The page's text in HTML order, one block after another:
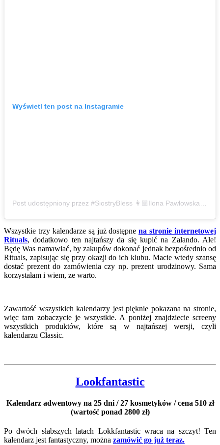
Wyświetl ten post na Instagramie
Wszystkie trzy kalendarze są już dostępnena stronie internetowej
Rituals, dodatkowo ten najtańszy da się kupić na Zalando. Ale!
Będę Was namawiać, by zakupów dokonać jednak bezpośrednio od
Rituals, zapisując się przy okazji do ich klubu. Macie wtedy szansę
dostać prezent do zamówienia czy np. prezent urodzinowy. Sama
korzystałam i wiem, ze warto.
Zawartość wszystkich kalendarzy jest pięknie pokazana na stronie,
więc tam zobaczycie je wszystkie. A poniżej znajdziecie screeny
wszystkich produktów, które są w najtańszej wersji, czyli
kalendarzu Classic.
Lookfantastic
Kalendarz adwentowy na 25 dni / 27 kosmetyków / cena 510 zł
(wartość ponad 2800 zł)
Po dwóch słabszych latach Lokkfantastic wraca na szczyt! Ten
kalendarz jest fantastyczny, można zamówić go już teraz.